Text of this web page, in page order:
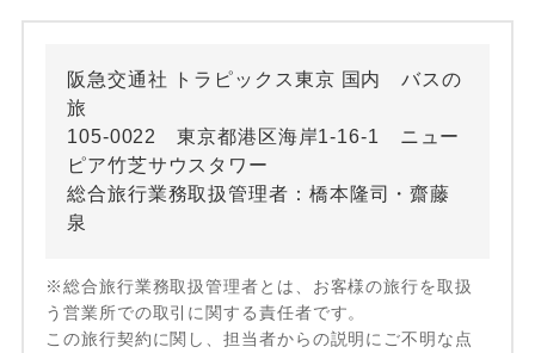
阪急交通社 トラピックス東京 国内 バスの
旅
105-0022 東京都港区海岸1-16-1 ニュー
ピア竹芝サウスタワー
総合旅行業務取扱管理者：橋本隆司・齋藤
泉
※総合旅行業務取扱管理者とは、お客様の旅行を取扱
う営業所での取引に関する責任者です。
この旅行契約に関し、担当者からの説明にご不明な点